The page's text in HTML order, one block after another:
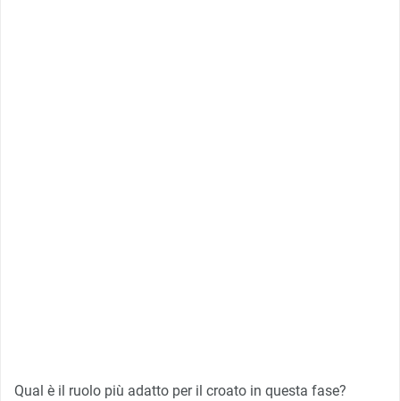
Qual è il ruolo più adatto per il croato in questa fase?